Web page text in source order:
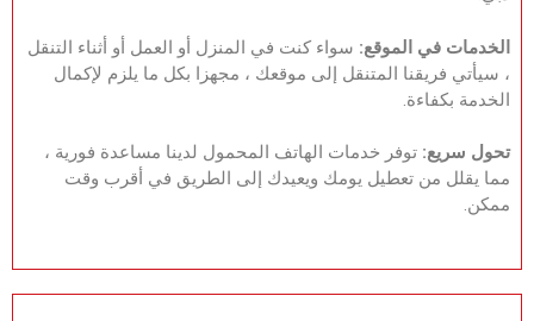
‏الخدمات في الموقع:‏‏ سواء كنت في المنزل أو العمل أو أثناء التنقل
، سيأتي فريقنا المتنقل إلى موقعك ، مجهزا بكل ما يلزم لإكمال
الخدمة بكفاءة.‏
‏تحول سريع:‏‏ توفر خدمات الهاتف المحمول لدينا مساعدة فورية ،
مما يقلل من تعطيل يومك ويعيدك إلى الطريق في أقرب وقت
ممكن.‏